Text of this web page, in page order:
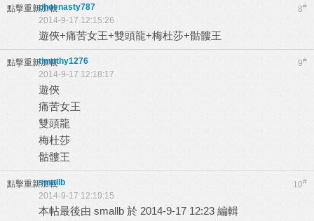
點擊重新加載 8#
phoenasty787
2014-9-17 12:15:26
遊俠+痛苦女王+雙頭龍+梅杜莎+骷髏王
點擊重新加載 9#
timothy1276
2014-9-17 12:18:17
遊俠
痛苦女王
雙頭龍
梅杜莎
骷髏王
點擊重新加載 10#
smallb
2014-9-17 12:19:15
本帖最後由 smallb 於 2014-9-17 12:23 編輯